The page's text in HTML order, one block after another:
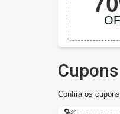
Confira os